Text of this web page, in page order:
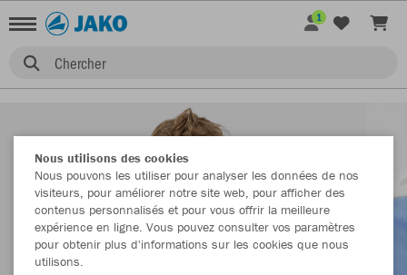
Chercher
1
Nous utilisons des cookies
Nous pouvons les utiliser pour analyser les données de nos
visiteurs, pour améliorer notre site web, pour afficher des
contenus personnalisés et pour vous offrir la meilleure
expérience en ligne. Vous pouvez consulter vos paramètres
pour obtenir plus d'informations sur les cookies que nous
utilisons.